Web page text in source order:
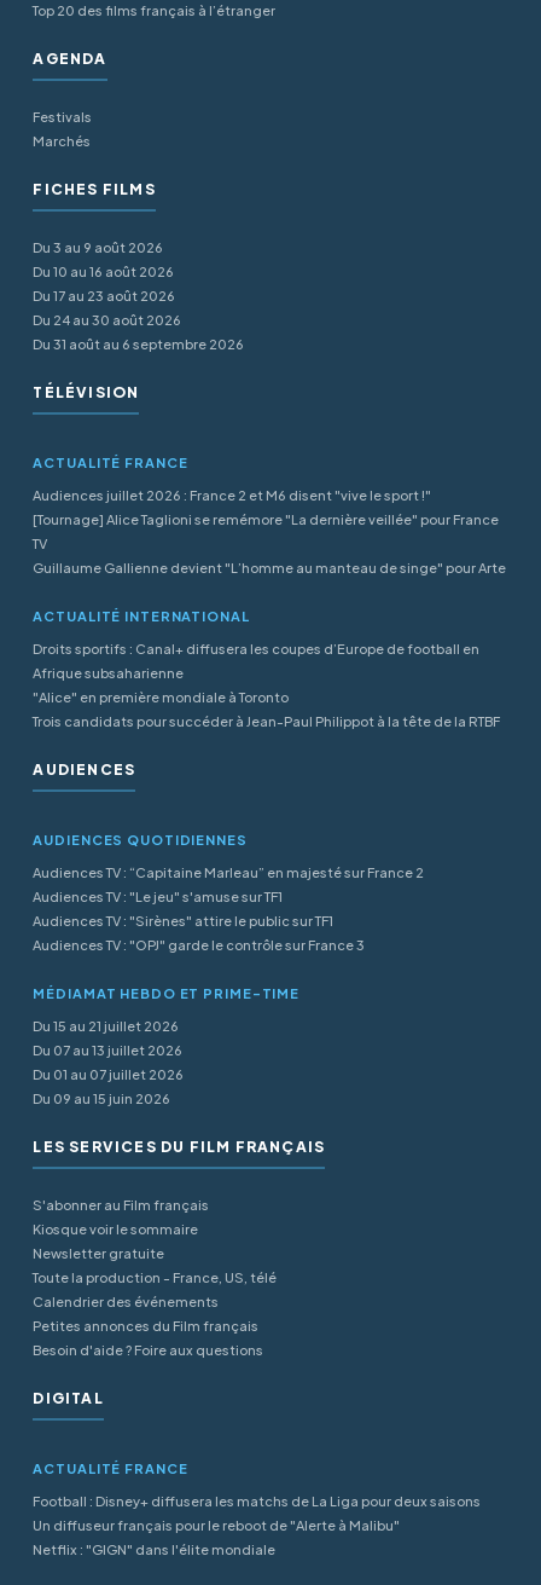
Top 20 des films français à l’étranger
AGENDA
Festivals
Marchés
FICHES FILMS
Du 3 au 9 août 2026
Du 10 au 16 août 2026
Du 17 au 23 août 2026
Du 24 au 30 août 2026
Du 31 août au 6 septembre 2026
TÉLÉVISION
ACTUALITÉ FRANCE
Audiences juillet 2026 : France 2 et M6 disent "vive le sport !"
[Tournage] Alice Taglioni se remémore "La dernière veillée" pour France
TV
Guillaume Gallienne devient "L’homme au manteau de singe" pour Arte
ACTUALITÉ INTERNATIONAL
Droits sportifs : Canal+ diffusera les coupes d’Europe de football en
Afrique subsaharienne
"Alice" en première mondiale à Toronto
Trois candidats pour succéder à Jean-Paul Philippot à la tête de la RTBF
AUDIENCES
AUDIENCES QUOTIDIENNES
Audiences TV : “Capitaine Marleau” en majesté sur France 2
Audiences TV : "Le jeu" s'amuse sur TF1
Audiences TV : "Sirènes" attire le public sur TF1
Audiences TV : "OPJ" garde le contrôle sur France 3
MÉDIAMAT HEBDO ET PRIME-TIME
Du 15 au 21 juillet 2026
Du 07 au 13 juillet 2026
Du 01 au 07 juillet 2026
Du 09 au 15 juin 2026
LES SERVICES DU FILM FRANÇAIS
S'abonner au Film français
Kiosque voir le sommaire
Newsletter gratuite
Toute la production - France, US, télé
Calendrier des événements
Petites annonces du Film français
Besoin d'aide ? Foire aux questions
DIGITAL
ACTUALITÉ FRANCE
Football : Disney+ diffusera les matchs de La Liga pour deux saisons
Un diffuseur français pour le reboot de "Alerte à Malibu"
Netflix : "GIGN" dans l'élite mondiale